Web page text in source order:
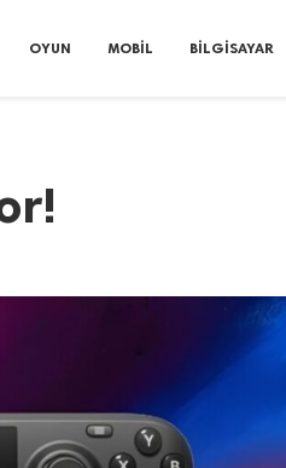
OYUN MOBIL BILGISAYAR